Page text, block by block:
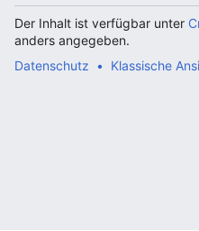
Der Inhalt ist verfügbar unter
anders angegeben.
Datenschutz
Klassische